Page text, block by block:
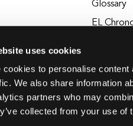
uses cookies
cookies to personalise
We also share information
partners who may
collected from your use of
Glossary
EL